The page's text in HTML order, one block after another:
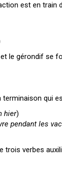
est en train
le gérondif se
qui
hier)
pendant les
trois verbes